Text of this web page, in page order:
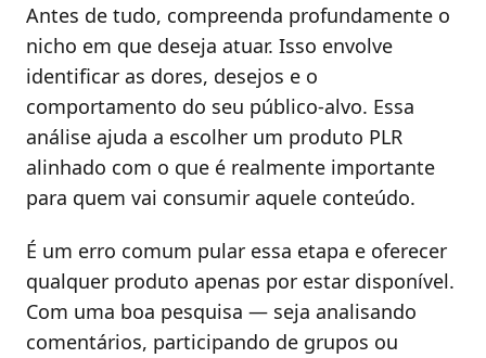
Antes de tudo, compreenda profundamente o
nicho em que deseja atuar. Isso envolve
identificar as dores, desejos e o
comportamento do seu público-alvo. Essa
análise ajuda a escolher um produto PLR
alinhado com o que é realmente importante
para quem vai consumir aquele conteúdo.
É um erro comum pular essa etapa e oferecer
qualquer produto apenas por estar disponível.
Com uma boa pesquisa — seja analisando
comentários, participando de grupos ou